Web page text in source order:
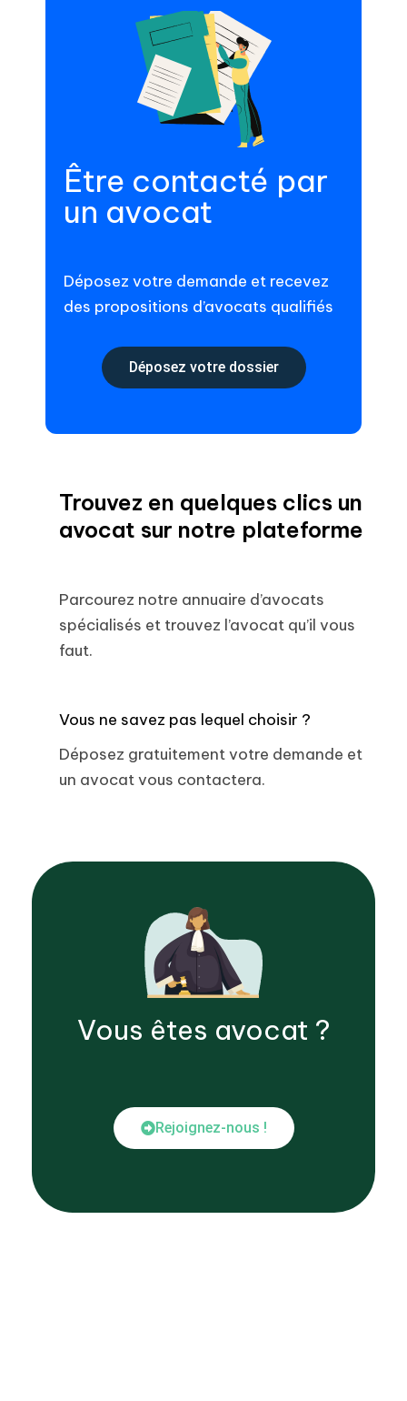
Être contacté par
un avocat
Déposez votre demande et recevez
des propositions d’avocats qualifiés
Déposez votre dossier
Trouvez en quelques clics un
avocat sur notre plateforme
Parcourez notre annuaire d’avocats
spécialisés et trouvez l’avocat qu’il vous
faut.
Vous ne savez pas lequel choisir ?
Déposez gratuitement votre demande et
un avocat vous contactera.
Vous êtes avocat ?
Rejoignez-nous !